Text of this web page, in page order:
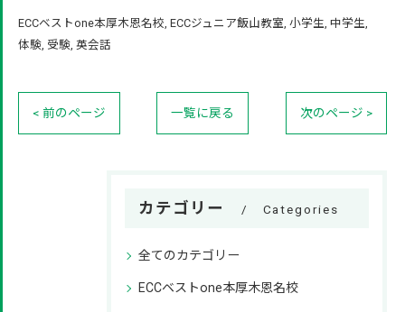
ECCベストone本厚木恩名校 ECCジュニア飯山教室 小学生 中学生
体験 受験 英会話
< 前のページ 一覧に戻る 次のページ >
カテゴリー Categories
全てのカテゴリー
ECCベストone本厚木恩名校